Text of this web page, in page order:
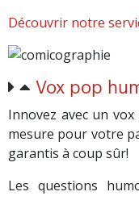
Découvrir notre
Vox pop
Innovez avec un
mesure pour votre
garantis à coup sûr!
Les questions